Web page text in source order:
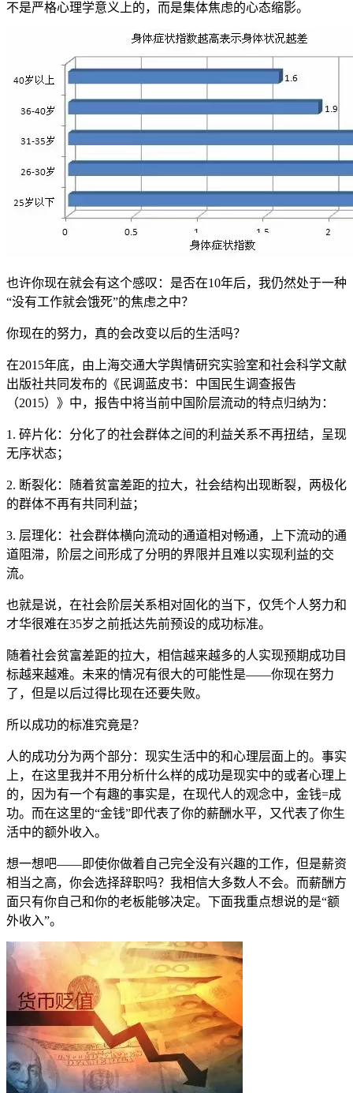
不是严格心理学意义上的，而是集体焦虑的心态缩影。
也许你现在就会有这个感叹：是否在10年后，我仍然处于一种
“没有工作就会饿死”的焦虑之中？
你现在的努力，真的会改变以后的生活吗？
在2015年底，由上海交通大学舆情研究实验室和社会科学文献
出版社共同发布的《民调蓝皮书：中国民生调查报告
（2015）》中，报告中将当前中国阶层流动的特点归纳为：
1. 碎片化：分化了的社会群体之间的利益关系不再扭结，呈现
无序状态；
2. 断裂化：随着贫富差距的拉大，社会结构出现断裂，两极化
的群体不再有共同利益；
3. 层理化：社会群体横向流动的通道相对畅通，上下流动的通
道阻滞，阶层之间形成了分明的界限并且难以实现利益的交
流。
也就是说，在社会阶层关系相对固化的当下，仅凭个人努力和
才华很难在35岁之前抵达先前预设的成功标准。
随着社会贫富差距的拉大，相信越来越多的人实现预期成功目
标越来越难。未来的情况有很大的可能性是——你现在努力
了，但是以后过得比现在还要失败。
所以成功的标准究竟是？
人的成功分为两个部分：现实生活中的和心理层面上的。事实
上，在这里我并不用分析什么样的成功是现实中的或者心理上
的，因为有一个有趣的事实是，在现代人的观念中，金钱=成
功。而在这里的“金钱”即代表了你的薪酬水平，又代表了你生
活中的额外收入。
想一想吧——即使你做着自己完全没有兴趣的工作，但是薪资
相当之高，你会选择辞职吗？我相信大多数人不会。而薪酬方
面只有你自己和你的老板能够决定。下面我重点想说的是“额
外收入”。